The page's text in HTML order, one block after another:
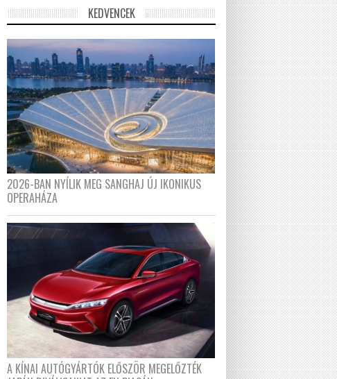
KEDVENCEK
2026-BAN NYÍLIK MEG SANGHAJ ÚJ IKONIKUS
OPERAHÁZA
A KÍNAI AUTÓGYÁRTÓK ELŐSZÖR MEGELŐZTÉK